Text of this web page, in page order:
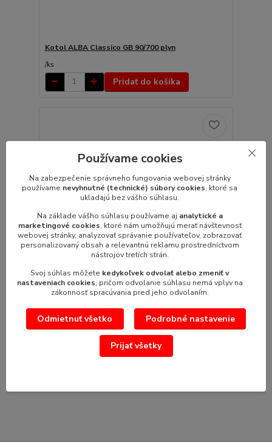
Kotol ALBA Classico GB 90/700 plyn
/ks
Pridať do košíka
/ks
Pridať do košíka
Používame cookies
Na zabezpečenie správneho fungovania webovej stránky
používame nevyhnutné (technické) súbory cookies, ktoré sa
ukladajú bez vášho súhlasu.
Na základe vášho súhlasu používame aj analytické a
marketingové cookies, ktoré nám umožňujú merať návštevnosť
webovej stránky, analyzovať správanie používateľov, zobrazovať
personalizovaný obsah a relevantnú reklamu prostredníctvom
nástrojov tretích strán.
Svoj súhlas môžete kedykoľvek odvolať alebo zmeniť v
nastaveniach cookies, pričom odvolanie súhlasu nemá vplyv na
zákonnosť spracúvania pred jeho odvolaním.
Odmietnuť všetko Podrobné nastavenie
Prijať všetky